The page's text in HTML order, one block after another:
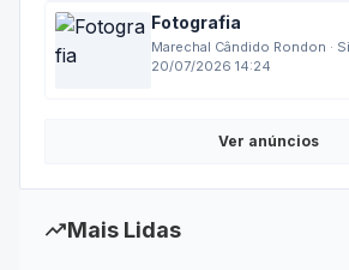
Fotografia
Marechal Cândido Rondon ·
20/07/2026 14:24
Ver anúncios
trending_upMais Lidas